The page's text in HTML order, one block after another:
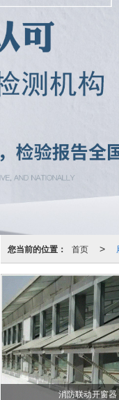
您当前的位置： 首页 >
消防联动开窗器